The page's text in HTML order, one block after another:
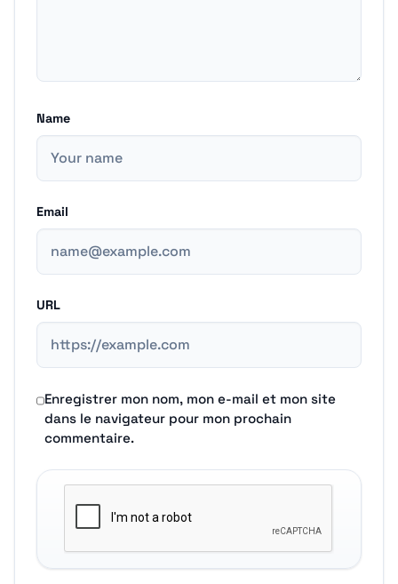
Name
Email
URL
Enregistrer mon nom, mon e-mail et mon site
dans le navigateur pour mon prochain
commentaire.